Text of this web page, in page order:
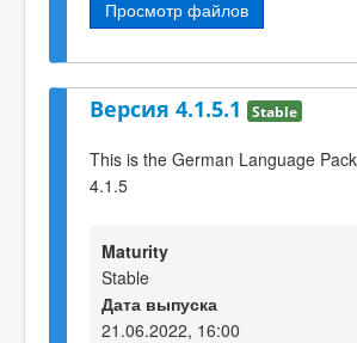
Просмотр файлов
Версия 4.1.5.1 Stable
This is the German Language
4.1.5
Maturity
Stable
Дата выпуска
21.06.2022, 16:00